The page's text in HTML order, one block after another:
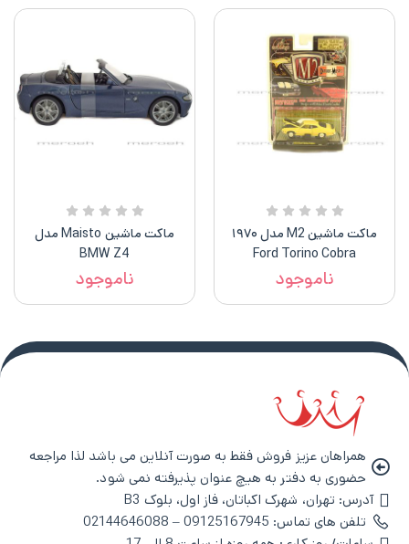
ماکت ماشین M2 مدل ۱۹۷۰
Ford Torino Cobra
ناموجود
ماکت ماشین Maisto مدل
BMW Z4
ناموجود
همراهان عزیز فروش فقط به صورت آنلاین می باشد لذا مراجعه
حضوری به دفتر به هیچ عنوان پذیرفته نمی شود.
آدرس: تهران، شهرک اکباتان، فاز اول، بلوک B3
تلفن های تماس: 09125167945 – 02144646088